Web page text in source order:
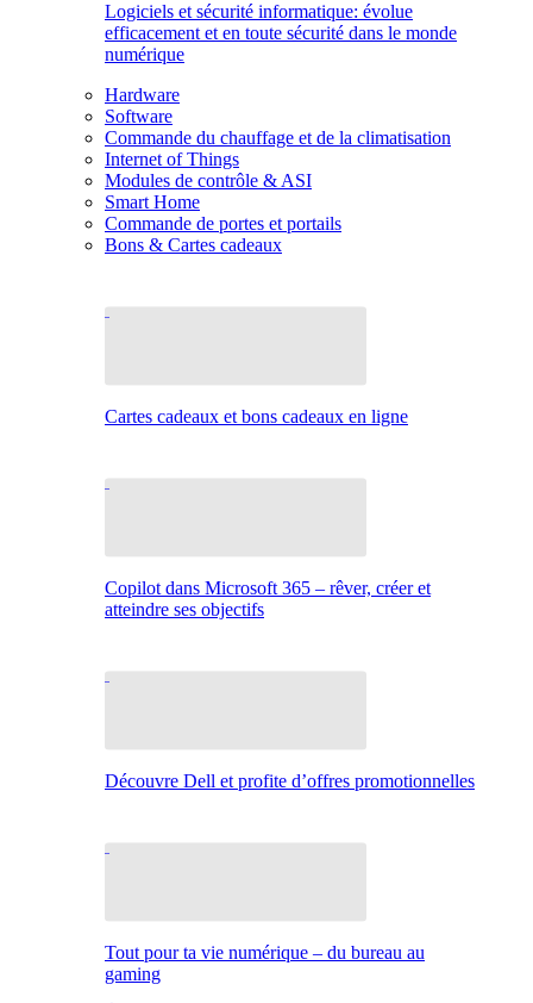
Logiciels et sécurité informatique: évolue
efficacement et en toute sécurité dans le monde
numérique
Hardware
Software
Commande du chauffage et de la climatisation
Internet of Things
Modules de contrôle & ASI
Smart Home
Commande de portes et portails
Bons & Cartes cadeaux
Cartes cadeaux et bons cadeaux en ligne
Copilot dans Microsoft 365 – rêver, créer et
atteindre ses objectifs
Découvre Dell et profite d’offres promotionnelles
Tout pour ta vie numérique – du bureau au
gaming